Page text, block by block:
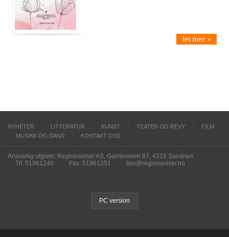
les mer »
NYHETER LITTERATUR KUNST TEATER OG REVY
FILM
MUSIKK OG DANS
KONTAKT OSS
Ansvarlig utgiver: Regionaviser AS, Gamleveien 87, 4315 Sandnes
Tlf. 51961240
Fax. 51961251 tips@regionaviser.no
PC version